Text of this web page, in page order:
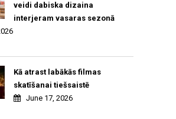
veidi dabiska dizaina
interjeram vasaras sezonā
Kā atrast labākās filmas
skatīšanai tiešsaistē
June 17, 2026